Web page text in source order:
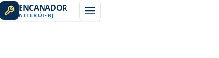
ENCANADOR
NITERÓI- RJ